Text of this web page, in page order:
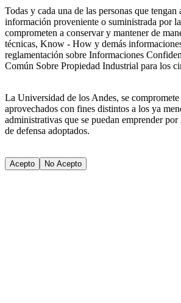
Todas y cada una de las personas que
información proveniente o suministrada por
comprometen a conservar y mantener de
técnicas, Know - How y demás
reglamentación sobre Informaciones
Común Sobre Propiedad Industrial para los
La Universidad de los Andes, se
aprovechados con fines distintos a los ya
administrativas que se puedan emprender
de defensa adoptados.